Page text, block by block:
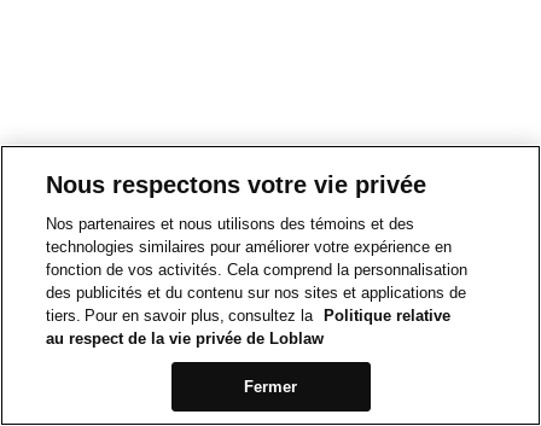
Nous respectons votre vie privée
Nos partenaires et nous utilisons des témoins et des
technologies similaires pour améliorer votre expérience en
fonction de vos activités. Cela comprend la personnalisation
des publicités et du contenu sur nos sites et applications de
tiers. Pour en savoir plus, consultez la
Politique relative
au respect de la vie privée de Loblaw
Fermer